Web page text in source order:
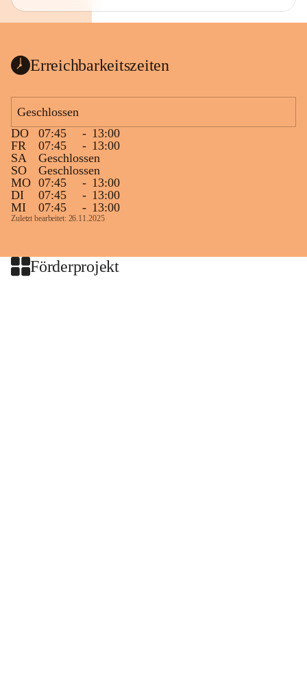
Erreichbarkeitszeiten
Geschlossen
DO
07:45 - 13:00
FR
07:45 - 13:00
SA
Geschlossen
SO
Geschlossen
MO 07:45 - 13:00
DI
07:45 - 13:00
MI
07:45 - 13:00
Zuletzt bearbeitet: 26.11.2025
Förderprojekt